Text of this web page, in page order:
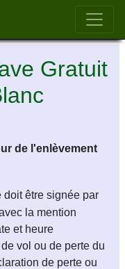
Bar
Gratuit
de l'enlèvement
doit être signée par
la mention
et heure
vol ou de perte du
de perte ou